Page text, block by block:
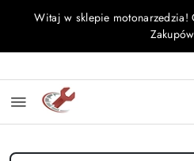
Przejdź do treści głównej
Przejdź do wyszukiwarki
Przejdź do moje konto
Przejdź do menu
Przejdź do stopki
Witaj w sklepie motonarzedzia!